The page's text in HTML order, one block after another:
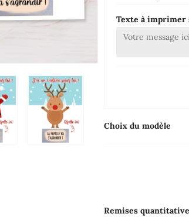
Texte à imprimer
Choix du modèle
Remises